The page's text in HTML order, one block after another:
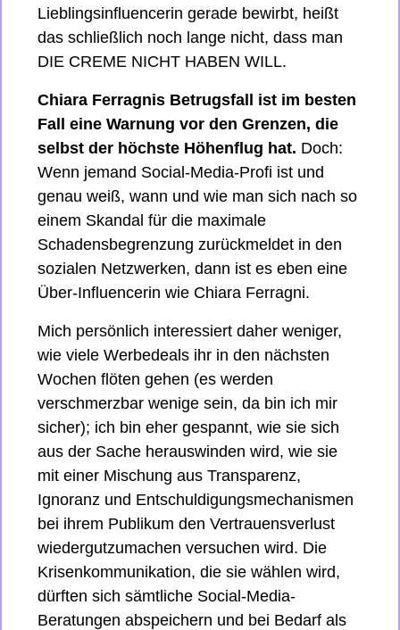
Lieblingsinfluencerin gerade bewirbt, heißt
das schließlich noch lange nicht, dass man
DIE CREME NICHT HABEN WILL.
Chiara Ferragnis Betrugsfall ist im besten
Fall eine Warnung vor den Grenzen, die
selbst der höchste Höhenflug hat. Doch:
Wenn jemand Social-Media-Profi ist und
genau weiß, wann und wie man sich nach so
einem Skandal für die maximale
Schadensbegrenzung zurückmeldet in den
sozialen Netzwerken, dann ist es eben eine
Über-Influencerin wie Chiara Ferragni.
Mich persönlich interessiert daher weniger,
wie viele Werbedeals ihr in den nächsten
Wochen flöten gehen (es werden
verschmerzbar wenige sein, da bin ich mir
sicher); ich bin eher gespannt, wie sie sich
aus der Sache herauswinden wird, wie sie
mit einer Mischung aus Transparenz,
Ignoranz und Entschuldigungsmechanismen
bei ihrem Publikum den Vertrauensverlust
wiedergutzumachen versuchen wird. Die
Krisenkommunikation, die sie wählen wird,
dürften sich sämtliche Social-Media-
Beratungen abspeichern und bei Bedarf als